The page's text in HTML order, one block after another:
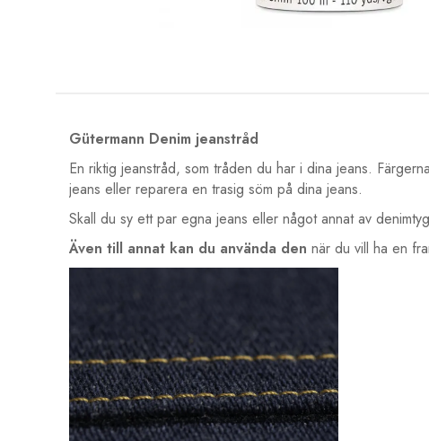
Gütermann Denim jeanstråd
En riktig jeanstråd, som tråden du har i dina jeans.
jeans eller reparera en trasig söm på dina jeans.
Skall du sy ett par egna jeans eller något annat av
Även till annat kan du använda den när du vill ha en